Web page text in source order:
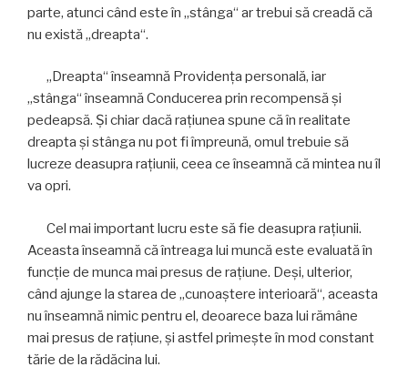
parte, atunci când este în „stânga“ ar trebui să creadă că
nu există „dreapta“.
„Dreapta“ înseamnă Providenţa personală, iar
„stânga“ înseamnă Conducerea prin recompensă şi
pedeapsă. Şi chiar dacă raţiunea spune că în realitate
dreapta şi stânga nu pot fi împreună, omul trebuie să
lucreze deasupra raţiunii, ceea ce înseamnă că mintea nu îl
va opri.
Cel mai important lucru este să fie deasupra raţiunii.
Aceasta înseamnă că întreaga lui muncă este evaluată în
funcţie de munca mai presus de raţiune. Deşi, ulterior,
când ajunge la starea de „cunoaştere interioară“, aceasta
nu înseamnă nimic pentru el, deoarece baza lui rămâne
mai presus de raţiune, şi astfel primeşte în mod constant
tărie de la rădăcina lui.